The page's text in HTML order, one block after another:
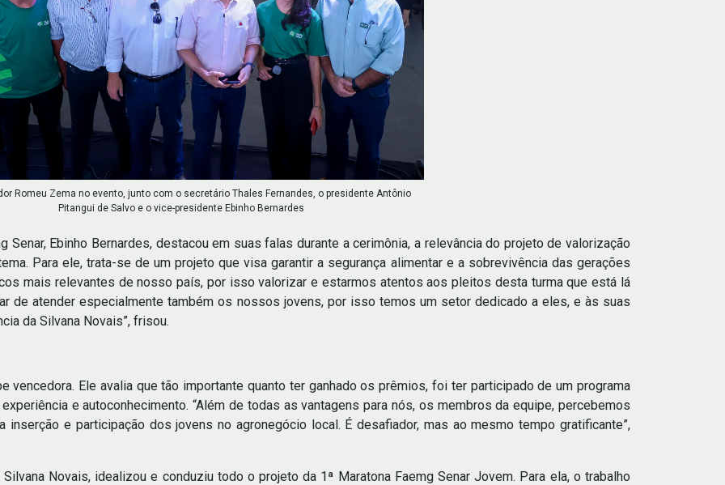
Romeu Zema no evento, junto com o secretário Thales Fernandes, o presidente Antônio
Pitangui de Salvo e o vice-presidente Ebinho Bernardes
Ebinho Bernardes, destacou em suas falas durante a cerimônia, a relevância do projeto de valorização
Para ele, trata-se de um projeto que visa garantir a segurança alimentar e a sobrevivência das gerações
mais relevantes de nosso país, por isso valorizar e estarmos atentos aos pleitos desta turma que está lá
de atender especialmente também os nossos jovens, por isso temos um setor dedicado a eles, e às suas
da Silvana Novais”, frisou.
vencedora. Ele avalia que tão importante quanto ter ganhado os prêmios, foi ter participado de um programa
e autoconhecimento. “Além de todas as vantagens para nós, os membros da equipe, percebemos
inserção e participação dos jovens no agronegócio local. É desafiador, mas ao mesmo tempo gratificante”,
Novais, idealizou e conduziu todo o projeto da 1ª Maratona Faemg Senar Jovem. Para ela, o trabalho